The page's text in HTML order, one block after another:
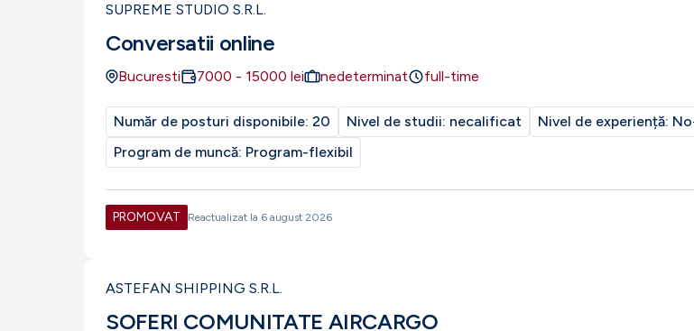
SUPREME STUDIO S.R.L.
Conversatii online
Bucuresti 7000 - 15000 lei nedeterminat full-time
Număr de posturi disponibile: 20 Nivel de studii: necalificat Nivel de experiență:
Program de muncă: Program-flexibil
PROMOVAT Reactualizat la 6 august 2026
ASTEFAN SHIPPING S.R.L.
SOFERI COMUNITATE AIRCARGO